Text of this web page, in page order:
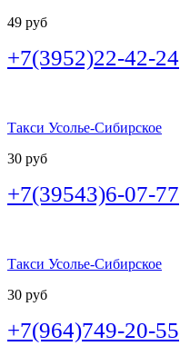
49 руб
+7(3952)22-42-24
Такси Усолье-Сибирское
30 руб
+7(39543)6-07-77
Такси Усолье-Сибирское
30 руб
+7(964)749-20-55